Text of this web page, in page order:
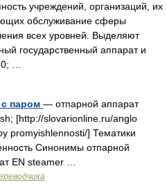
учреждений, организаций, их
обслуживание сферы
всех уровней. Выделяют
государственный аппарат и
…
с паром — отпарной аппарат
[http://slovarionline.ru/anglo
promyishlennosti/] Тематики
Синонимы отпарной
EN steamer …